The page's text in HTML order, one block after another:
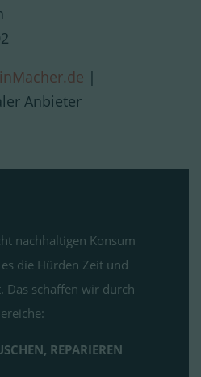
|
Anbieter
nachhaltigen Konsum
die Hürden Zeit und
Das schaffen wir durch
REPARIEREN